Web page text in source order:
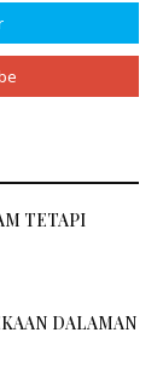
TETAPI
DALAMAN